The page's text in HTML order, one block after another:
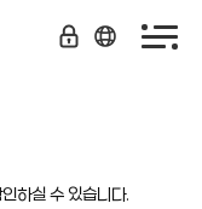
하실 수 있습니다.